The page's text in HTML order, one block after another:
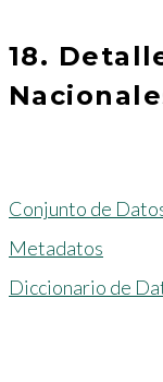
18.
Conjunto de
Metadatos
Diccionario de